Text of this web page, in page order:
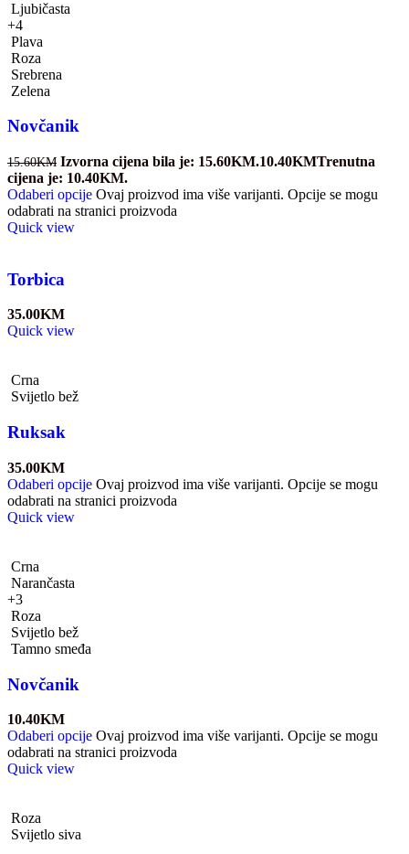
Ljubičasta
+4
Plava
Roza
Srebrena
Zelena
Novčanik
15.60KM Izvorna cijena bila je: 15.60KM.10.40KMTrenutna
cijena je: 10.40KM.
Odaberi opcije Ovaj proizvod ima više varijanti. Opcije se mogu
odabrati na stranici proizvoda
Quick view
Torbica
35.00KM
Quick view
Crna
Svijetlo bež
Ruksak
35.00KM
Odaberi opcije Ovaj proizvod ima više varijanti. Opcije se mogu
odabrati na stranici proizvoda
Quick view
Crna
Narančasta
+3
Roza
Svijetlo bež
Tamno smeđa
Novčanik
10.40KM
Odaberi opcije Ovaj proizvod ima više varijanti. Opcije se mogu
odabrati na stranici proizvoda
Quick view
Roza
Svijetlo siva